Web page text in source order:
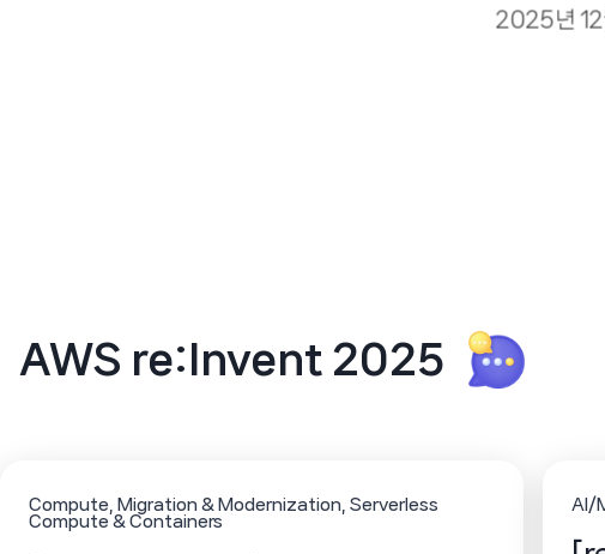
2025년 12
AWS re:Invent 2025
Compute Migration & Modernization Serverless
Compute & Containers
AI/